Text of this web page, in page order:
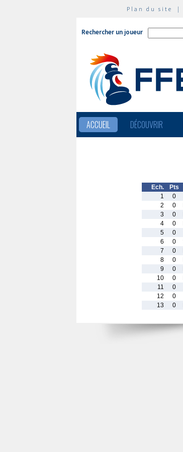
Plan du site |
Rechercher un joueur
ACCUEIL DÉCOUVRIR
Ech. Pts
1
0
2
0
3
0
4
0
5
0
6
0
7
0
8
0
9
0
10
0
11
0
12
0
13
0